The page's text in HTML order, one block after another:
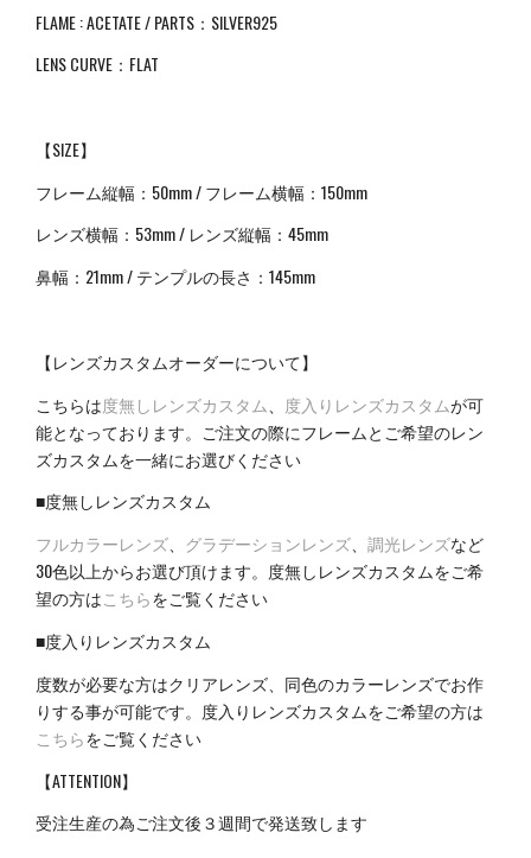
FLAME : ACETATE / PARTS：SILVER925
LENS CURVE：FLAT
【SIZE】
フレーム縦幅：50mm / フレーム横幅：150mm
レンズ横幅：53mm / レンズ縦幅：45mm
鼻幅： 21mm /テンプルの長さ：145mm
【レンズカスタムオーダーについて】
こちらは度無しレンズカスタム 度入りレンズカスタムが可
能となっております。ご注文の際にフレームとご希望のレン
ズカスタムを一緒にお選びください
■度無しレンズカスタム
フルカラーレンズ、 グラデーションレンズ、 調光レンズなど
30色以上からお選び頂けます。度無しレンズカスタムをご希
望の方はこちらをご覧ください
■度入りレンズカスタム
度数が必要な方はクリアレンズ、同色のカラーレンズでお作
りする事が可能です。度入りレンズカスタムをご希望の方は
こちらをご覧ください
【ATTENTION】
受注生産の為ご注文後３週間で発送致します